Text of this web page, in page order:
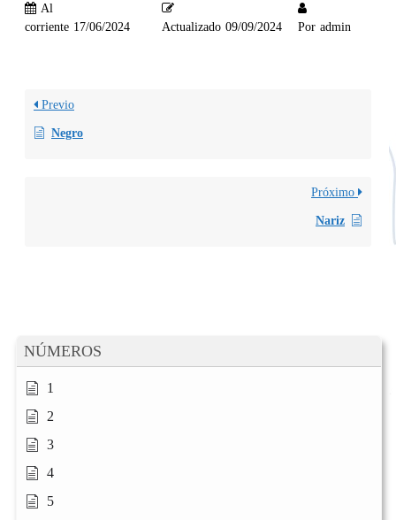
NÚMEROS
1
2
3
4
5
Al
corriente 17/06/2024 Actualizado 09/09/2024 Por admin
Previo
Negro
Próximo
Nariz